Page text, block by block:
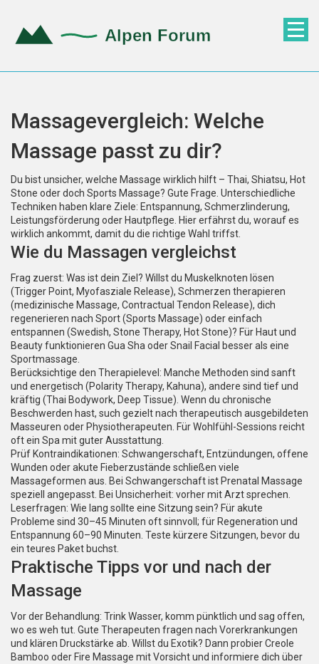
Massagevergleich: Welche
Massage passt zu dir?
Du bist unsicher, welche Massage wirklich hilft – Thai, Shiatsu, Hot
Stone oder doch Sports Massage? Gute Frage. Unterschiedliche
Techniken haben klare Ziele: Entspannung, Schmerzlinderung,
Leistungsförderung oder Hautpflege. Hier erfährst du, worauf es
wirklich ankommt, damit du die richtige Wahl triffst.
Wie du Massagen vergleichst
Frag zuerst: Was ist dein Ziel? Willst du Muskelknoten lösen
(Trigger Point, Myofasziale Release), Schmerzen therapieren
(medizinische Massage, Contractual Tendon Release), dich
regenerieren nach Sport (Sports Massage) oder einfach
entspannen (Swedish, Stone Therapy, Hot Stone)? Für Haut und
Beauty funktionieren Gua Sha oder Snail Facial besser als eine
Sportmassage.
Berücksichtige den Therapielevel: Manche Methoden sind sanft
und energetisch (Polarity Therapy, Kahuna), andere sind tief und
kräftig (Thai Bodywork, Deep Tissue). Wenn du chronische
Beschwerden hast, such gezielt nach therapeutisch ausgebildeten
Masseuren oder Physiotherapeuten. Für Wohlfühl-Sessions reicht
oft ein Spa mit guter Ausstattung.
Prüf Kontraindikationen: Schwangerschaft, Entzündungen, offene
Wunden oder akute Fieberzustände schließen viele
Massageformen aus. Bei Schwangerschaft ist Prenatal Massage
speziell angepasst. Bei Unsicherheit: vorher mit Arzt sprechen.
Leserfragen: Wie lang sollte eine Sitzung sein? Für akute
Probleme sind 30–45 Minuten oft sinnvoll; für Regeneration und
Entspannung 60–90 Minuten. Teste kürzere Sitzungen, bevor du
ein teures Paket buchst.
Praktische Tipps vor und nach der
Massage
Vor der Behandlung: Trink Wasser, komm pünktlich und sag offen,
wo es weh tut. Gute Therapeuten fragen nach Vorerkrankungen
und klären Druckstärke ab. Willst du Exotik? Dann probier Creole
Bamboo oder Fire Massage mit Vorsicht und informiere dich über